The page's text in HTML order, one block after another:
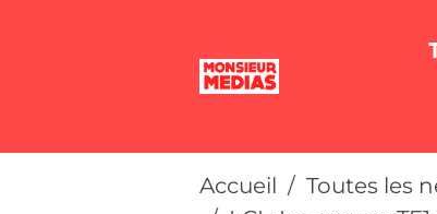
Accueil Toutes les